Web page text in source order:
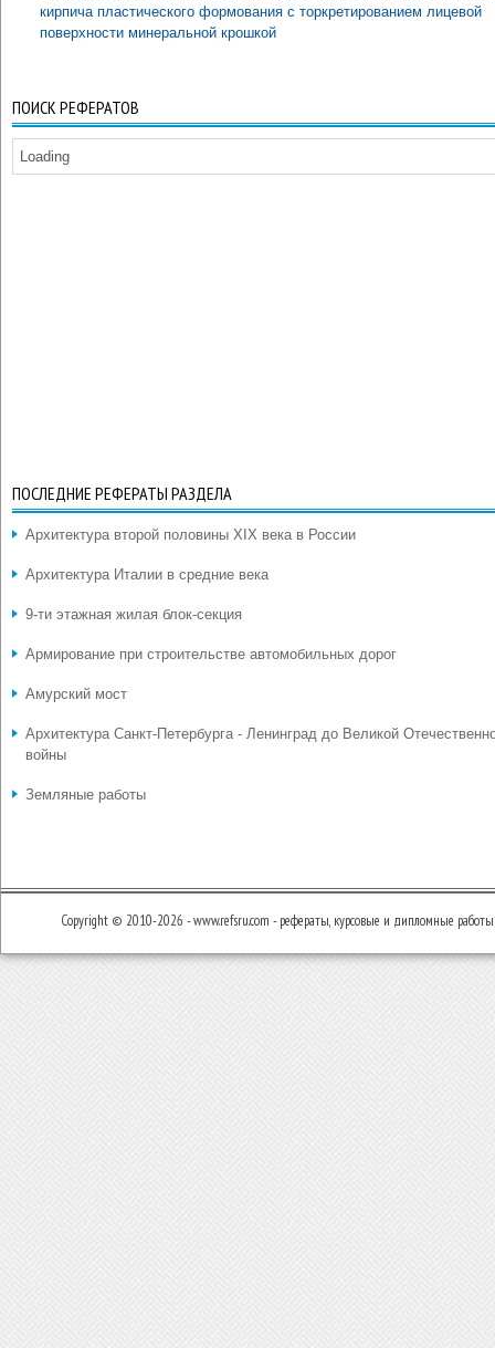
кирпича пластического формования с торкретированием лицевой
поверхности минеральной крошкой
ПОИСК РЕФЕРАТОВ
Loading
ПОСЛЕДНИЕ РЕФЕРАТЫ РАЗДЕЛА
Архитектура второй половины XIX века в России
Архитектура Италии в средние века
9-ти этажная жилая блок-секция
Армирование при строительстве автомобильных дорог
Амурский мост
Архитектура Санкт-Петербурга - Ленинград до Великой
войны
Земляные работы
Copyright © 2010-2026 - www.refsru.com - рефераты, курсовые и дипломные работы